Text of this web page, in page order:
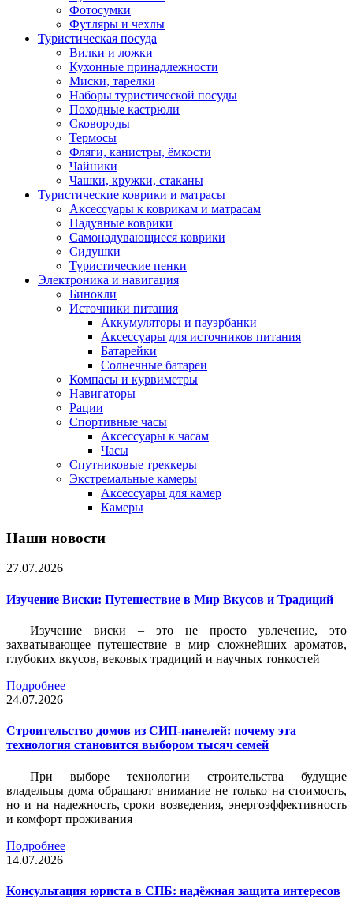
Фотосумки
Футляры и чехлы
Туристическая посуда
Вилки и ложки
Кухонные принадлежности
Миски, тарелки
Наборы туристической посуды
Походные кастрюли
Сковороды
Термосы
Фляги, канистры, ёмкости
Чайники
Чашки, кружки, стаканы
Туристические коврики и матрасы
Аксессуары к коврикам и матрасам
Надувные коврики
Самонадувающиеся коврики
Сидушки
Туристические пенки
Электроника и навигация
Бинокли
Источники питания
Аккумуляторы и пауэрбанки
Аксессуары для источников питания
Батарейки
Солнечные батареи
Компасы и курвиметры
Навигаторы
Рации
Спортивные часы
Аксессуары к часам
Часы
Спутниковые треккеры
Экстремальные камеры
Аксессуары для камер
Камеры
Наши новости
27.07.2026
Изучение Виски: Путешествие в Мир Вкусов и Традиций
Изучение виски – это не просто увлечение, это
захватывающее путешествие в мир сложнейших ароматов,
глубоких вкусов, вековых традиций и научных тонкостей
Подробнее
24.07.2026
Строительство домов из СИП-панелей: почему эта
технология становится выбором тысяч семей
При выборе технологии строительства будущие
владельцы дома обращают внимание не только на стоимость,
но и на надежность, сроки возведения, энергоэффективность
и комфорт проживания
Подробнее
14.07.2026
Консультация юриста в СПБ: надёжная защита интересов